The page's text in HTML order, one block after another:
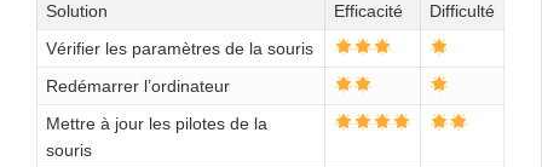
Solution Efficacité
Difficulté
Vérifier les paramètres de la souris
Redémarrer l’ordinateur
Mettre à jour les pilotes de la
souris